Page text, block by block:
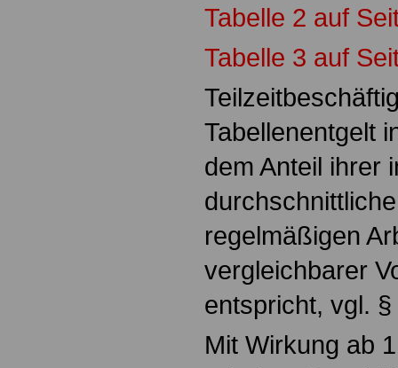
Tabelle 2 auf
Tabelle 3 auf
Tabellenentgelt
dem Anteil ihrer
regelmäßigen
vergleichbarer
entspricht, vgl.
Mit Wirkung ab